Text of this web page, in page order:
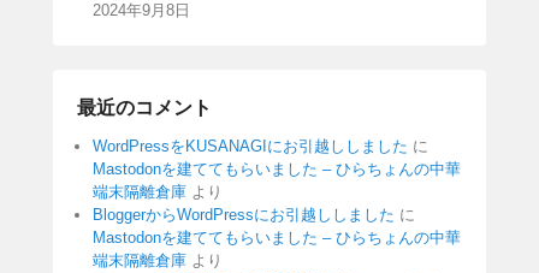
2024年9月8日
最近のコメント
WordPressをKUSANAGIにお引越ししました に
Mastodonを建ててもらいました – ひらちょんの中華
端末隔離倉庫 より
BloggerからWordPressにお引越ししました に
Mastodonを建ててもらいました – ひらちょんの中華
端末隔離倉庫 より